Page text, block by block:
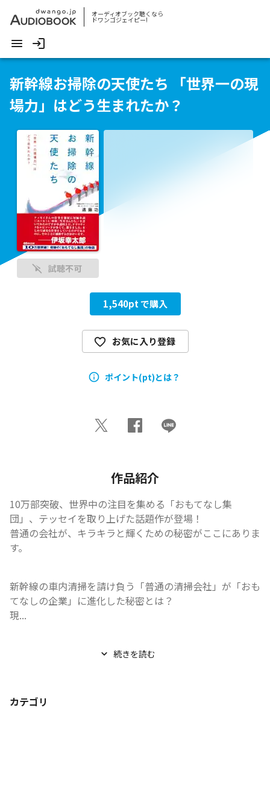
オーディオブック聴くなら
ドワンゴジェイピー!
新幹線お掃除の天使たち 「世界一の現
場力」はどう生まれたか？
試聴不可
1,540pt で購入
お気に入り登録
ポイント(pt)とは？
作品紹介
10万部突破、世界中の注目を集める「おもてなし集
団」、テッセイを取り上げた話題作が登場！
普通の会社が、キラキラと輝くための秘密がここにありま
す。
新幹線の車内清掃を請け負う「普通の清掃会社」が「おも
てなしの企業」に進化した秘密とは？
現...
続きを読む
カテゴリ